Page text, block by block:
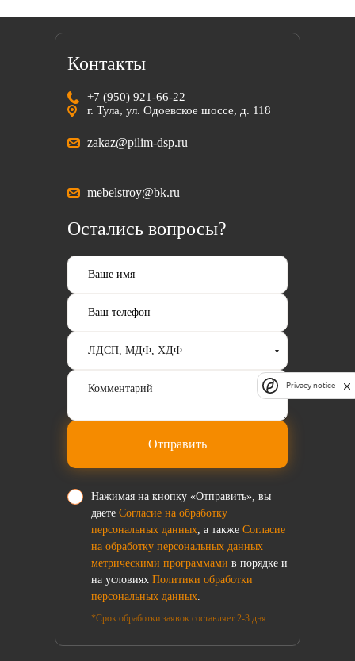
Контакты
+7 (950) 921-66-22
г. Тула, ул. Одоевское шоссе, д. 118
zakaz@pilim-dsp.ru
mebelstroy@bk.ru
Остались вопросы?
Отправить
Нажимая на кнопку «Отправить», вы
даете Согласие на обработку
персональных данных, а также Согласие
на обработку персональных данных
метрическими программами в порядке и
на условиях Политики обработки
персональных данных.
*Срок обработки заявок составляет 2-3 дня
Privacy notice